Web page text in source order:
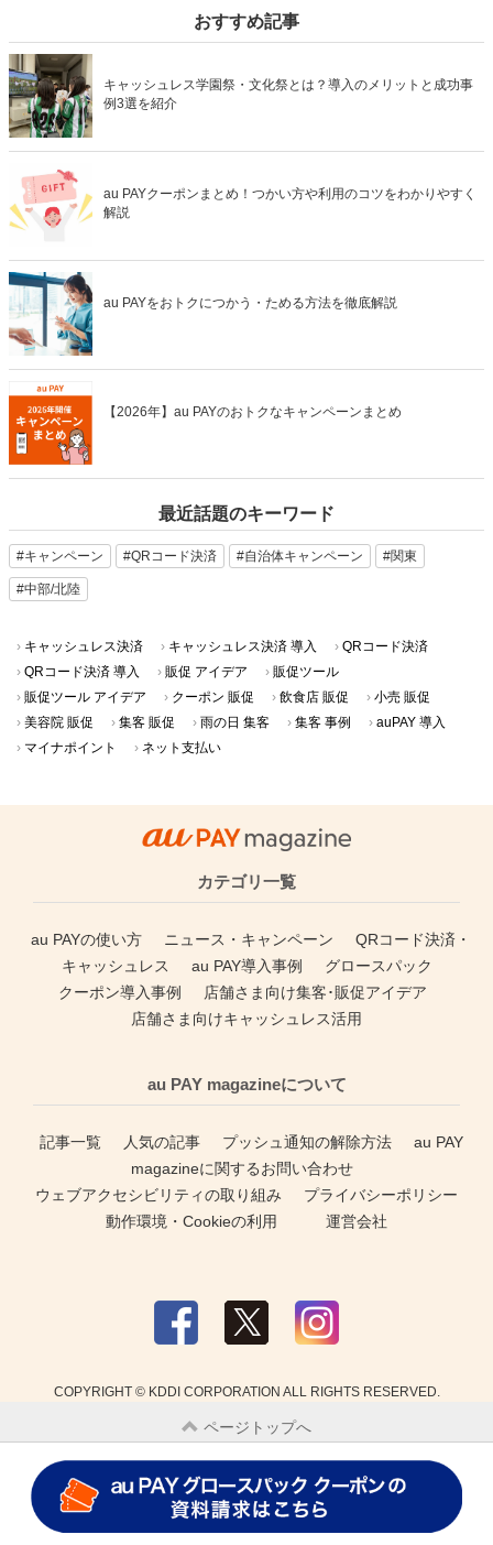
おすすめ記事
キャッシュレス学園祭・文化祭とは？導入のメリットと成功事
例3選を紹介
au PAYクーポンまとめ！つかい方や利用のコツをわかりやすく
解説
au PAYをおトクにつかう・ためる方法を徹底解説
【2026年】au PAYのおトクなキャンペーンまとめ
最近話題のキーワード
#キャンペーン #QRコード決済 #自治体キャンペーン #関東
#中部/北陸
キャッシュレス決済 キャッシュレス決済 導入
QRコード決済
QRコード決済 導入
販促 アイデア
販促ツール
販促ツール アイデア
クーポン 販促 飲食店 販促
小売 販促
美容院 販促
集客 販促 雨の日 集客 集客 事例
auPAY 導入
マイナポイント
ネット支払い
カテゴリ一覧
au PAYの使い方 ニュース・キャンペーン
QRコード決済・
キャッシュレス
au PAY導入事例
グロースパック
クーポン導入事例
店舗さま向け集客･販促アイデア
店舗さま向けキャッシュレス活用
au PAY magazineについて
記事一覧 人気の記事 プッシュ通知の解除方法
au PAY
magazineに関するお問い合わせ
ウェブアクセシビリティの取り組み
プライバシーポリシー
動作環境・Cookieの利用
運営会社
COPYRIGHT © KDDI CORPORATION ALL RIGHTS RESERVED.
ページトップへ